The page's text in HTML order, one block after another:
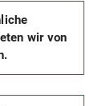
wir von